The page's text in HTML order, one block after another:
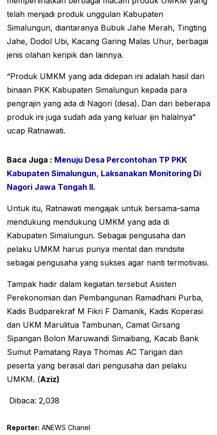
telah menjadi produk unggulan Kabupaten
Simalungun, diantaranya Bubuk Jahe Merah, Tingting
Jahe, Dodol Ubi, Kacang Garing Malas Uhur, berbagai
jenis olahan keripik dan lainnya.
“Produk UMKM yang ada didepan ini adalah hasil dari
binaan PKK Kabupaten Simalungun kepada para
pengrajin yang ada di Nagori (desa). Dan dari beberapa
produk ini juga sudah ada yang keluar ijin halalnya”
ucap Ratnawati.
Baca Juga : Menuju Desa Percontohan TP PKK
Kabupaten Simalungun, Laksanakan Monitoring Di
Nagori Jawa Tongah II.
Untuk itu, Ratnawati mengajak untuk bersama-sama
mendukung mendukung UMKM yang ada di
Kabupaten Simalungun. Sebagai pengusaha dan
pelaku UMKM harus punya mental dan mindsite
sebagai pengusaha yang sukses agar nanti termotivasi.
Tampak hadir dalam kegiatan tersebut Asisten
Perekonomian dan Pembangunan Ramadhani Purba,
Kadis Budparekraf M Fikri F Damanik, Kadis Koperasi
dan UKM Marulitua Tambunan, Camat Girsang
Sipangan Bolon Maruwandi Simaibang, Kacab Bank
Sumut Pamatang Raya Thomas AC Tarigan dan
peserta yang berasal dari pengusaha dan pelaku
UMKM. (Aziz)
Dibaca: 2,038
Reporter: ANEWS Chanel